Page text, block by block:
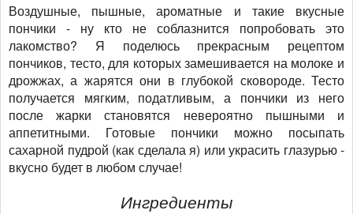
Воздушные, пышные, ароматные и такие вкусные
пончики - ну кто не соблазнится попробовать это
лакомство? Я поделюсь прекрасным рецептом
пончиков, тесто, для которых замешивается на молоке и
дрожжах, а жарятся они в глубокой сковороде. Тесто
получается мягким, податливым, а пончики из него
после жарки становятся невероятно пышными и
аппетитными. Готовые пончики можно посыпать
сахарной пудрой (как сделала я) или украсить глазурью -
вкусно будет в любом случае!
Ингредиенты